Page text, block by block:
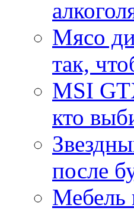
Мясо
так,
MSI
кто
после
Мебель